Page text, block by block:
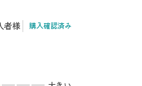
者様 購入確認済み